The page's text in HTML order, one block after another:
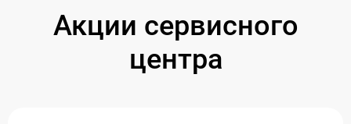
Акции сервисного
центра